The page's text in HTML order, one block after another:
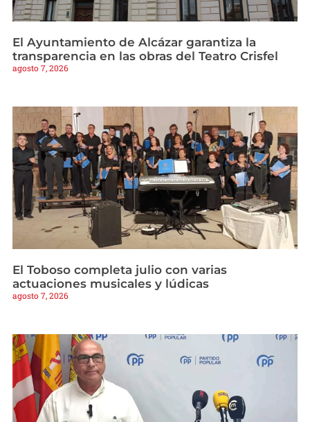
El Ayuntamiento de Alcázar garantiza la
transparencia en las obras del Teatro Crisfel
agosto 7, 2026
El Toboso completa julio con varias
actuaciones musicales y lúdicas
agosto 7, 2026